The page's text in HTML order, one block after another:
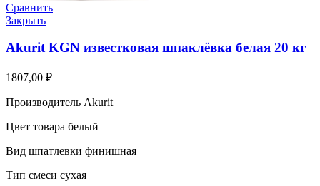
Сравнить
Закрыть
Akurit KGN известковая шпаклёвка белая 20 кг
1807,00 ₽
Производитель Akurit
Цвет товара белый
Вид шпатлевки финишная
Тип смеси сухая